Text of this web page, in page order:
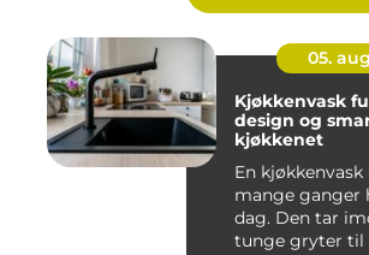
05. aug
Kjøkkenvask funksjon,
design og
kjøkkenet
En kjøkkenvask
mange ganger
dag. Den tar
tunge gryter til